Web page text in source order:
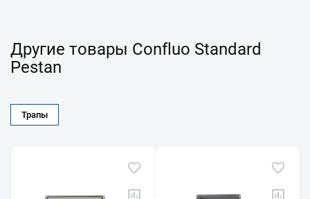
Другие товары Confluo Standard
Pestan
Трапы